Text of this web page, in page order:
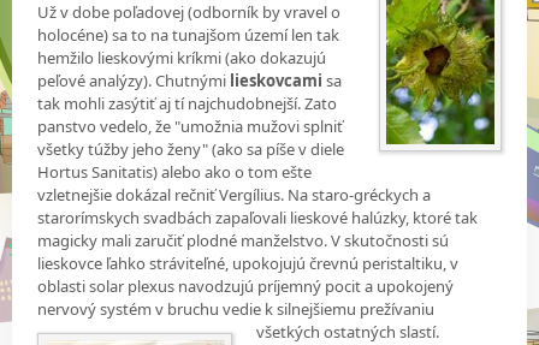
Už v dobe poľadovej (odborník by vravel o
holocéne) sa to na tunajšom území len tak
hemžilo lieskovými kríkmi (ako dokazujú
peľové analýzy). Chutnými lieskovcamisa
tak mohli zasýtiť aj tí najchudobnejší. Zato
panstvo vedelo, že "umožnia mužovi splniť
všetky túžby jeho ženy" (ako sa píše v diele
Hortus Sanitatis) alebo ako o tom ešte
vzletnejšie dokázal rečniť Vergílius. Na staro-gréckych a
starorímskych svadbách zapaľovali lieskové halúzky, ktoré tak
magicky mali zaručiť plodné manželstvo. V skutočnosti sú
lieskovce ľahko stráviteľné, upokojujú črevnú peristaltiku, v
oblasti solar plexus navodzujú príjemný pocit a upokojený
nervový systém v bruchu vedie k silnejšiemu prežívaniu
všetkých ostatných slastí.